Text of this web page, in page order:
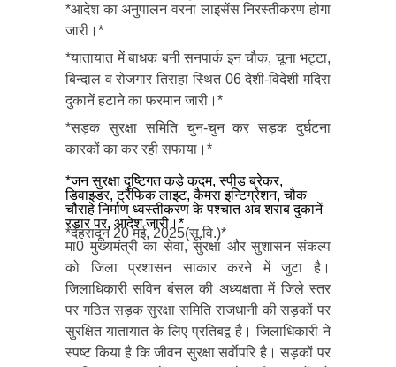
*आदेश का अनुपालन वरना लाइसेंस निरस्तीकरण होगा
जारी।*
*यातायात में बाधक बनी सनपार्क इन चौक, चूना भट्टा,
बिन्दाल व रोजगार तिराहा स्थित 06 देशी-विदेशी मदिरा
दुकानें हटाने का फरमान जारी।*
*सड़क सुरक्षा समिति चुन-चुन कर सड़क दुर्घटना
कारकों का कर रही सफाया।*
*जन सुरक्षा दृष्टिगत कड़े कदम, स्पीड ब्रेकर,
डिवाइडर, ट्रैफिक लाइट, कैमरा इन्टिग्रेशन, चौक
चौराहे निर्माण ध्वस्तीकरण के पश्चात अब शराब दुकानें
रडार पर, आदेश जारी।*
*देहरादून 20 मई, 2025(सू.वि.)*
मा0 मुख्यमंत्री का सेवा, सुरक्षा और सुशासन संकल्प
को जिला प्रशासन साकार करने में जुटा है।
जिलाधिकारी सविन बंसल की अध्यक्षता में जिले स्तर
पर गठित सड़क सुरक्षा समिति राजधानी की सड़कों पर
सुरक्षित यातायात के लिए प्रतिबद्व है। जिलाधिकारी ने
स्पष्ट किया है कि जीवन सुरक्षा सर्वाेपरि है। सड़कों पर